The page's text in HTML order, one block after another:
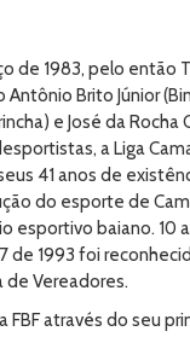
de 1983, pelo então
Antônio Brito Júnior
e José da Rocha
a Liga
41 anos de
do esporte de
esportivo baiano. 10
de 1993 foi
de Vereadores.
FBF através do seu